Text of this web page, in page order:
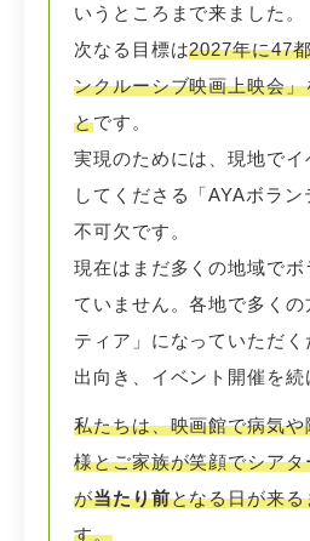
いうところまで来ました。
次なる目標は2027年に47
ンクルーシブ映画上映会
とです。
実現のためには、現地でイ
してくださる「AYAボラ
不可欠です。
現在はまだ多くの地域でボ
ていません。各地で多くの
ティア」になっていただく
出向き、イベント開催を続
私たちは、映画館で病気
様とご家族が笑顔でシア
が当たり前となる日が来
す。